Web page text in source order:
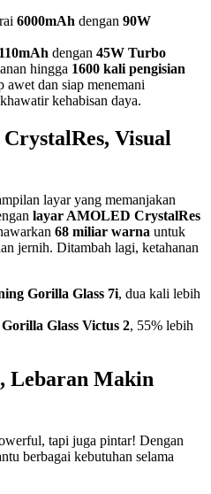
6000mAh dengan 90W
dengan 45W Turbo
hingga 1600 kali pengisian
awet dan siap menemani
kehabisan daya.
Visual
layar yang memanjakan
layar AMOLED CrystalRes
68 miliar warna untuk
jernih. Ditambah lagi, ketahanan
Gorilla Glass 7i, dua kali lebih
Glass Victus 2, 55% lebih
Lebaran Makin
tapi juga pintar! Dengan
berbagai kebutuhan selama